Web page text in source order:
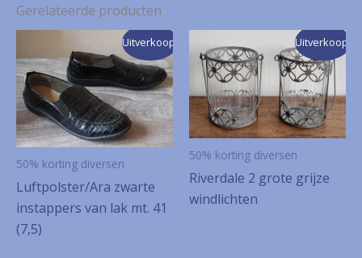
Gerelateerde producten
Uitverkoop!
50% korting diversen
Luftpolster/Ara zwarte
instappers van lak mt. 41
(7,5)
Uitverkoop!
50% korting diversen
Riverdale 2 grote grijze
windlichten